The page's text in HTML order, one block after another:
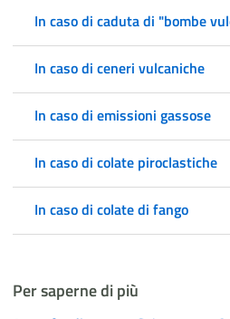
In caso di caduta di "bombe
In caso di ceneri vulcaniche
In caso di emissioni gassose
In caso di colate piroclastiche
In caso di colate di fango
Per saperne di più